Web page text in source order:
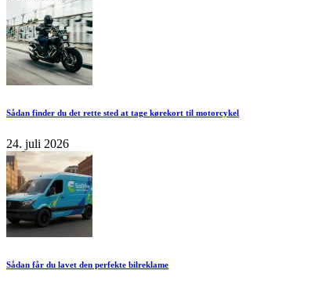
Sådan finder du det rette sted at tage kørekort til motorcykel
24. juli 2026
Sådan får du lavet den perfekte bilreklame